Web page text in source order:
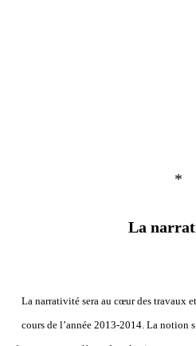
*
La
La narrativité sera au cœur des travaux
cours de l’année 2013-2014. La notion